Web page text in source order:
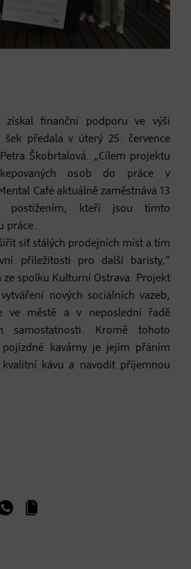
získal finanční podporu ve výši
šek předala v úterý 25. července
Škobrtalová. „Cílem projektu
osob do práce v
Café aktuálně zaměstnává 13
postižením, kteří jsou tímto
práce.
síť stálých prodejních míst a tím
příležitosti pro další baristy,“
ze spolku Kulturní Ostrava. Projekt
nových sociálních vazeb,
ve městě a v neposlední řadě
samostatnosti. Kromě tohoto
pojízdné kavárny je jejím přáním
kvalitní kávu a navodit příjemnou